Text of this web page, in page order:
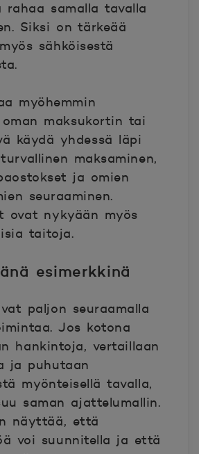
rahaa samalla tavalla
Siksi on tärkeää
sähköisestä
myöhemmin
maksukortin tai
käydä yhdessä läpi
maksaminen,
ja omien
seuraaminen.
ovat nykyään myös
taitoja.
esimerkkinä
paljon seuraamalla
Jos kotona
hankintoja, vertaillaan
ja puhutaan
myönteisellä tavalla,
saman ajattelumallin.
näyttää, että
voi suunnitella ja että